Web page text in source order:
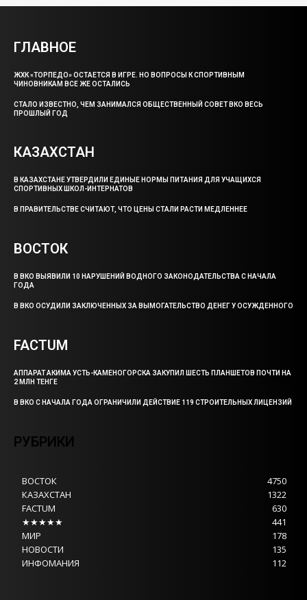
ГЛАВНОЕ
ЖХК «ТОРПЕДО» ОСТАЕТСЯ В ИГРЕ. НО ВОПРОСЫ К СПОРТИВНЫМ
ЧИНОВНИКАМ ВСЕ ЖЕ ОСТАЛИСЬ
СТАЛО ИЗВЕСТНО, ЧЕМ ЗАНИМАЛСЯ ОБЩЕСТВЕННЫЙ СОВЕТ ВКО ВЕСЬ
ПРОШЛЫЙ ГОД
КАЗАХСТАН
В КАЗАХСТАНЕ УТВЕРДИЛИ ЕДИНЫЕ НОРМЫ ПИТАНИЯ ДЛЯ УЧАЩИХСЯ
СПОРТИВНЫХ ШКОЛ-ИНТЕРНАТОВ
В ПРАВИТЕЛЬСТВЕ СЧИТАЮТ, ЧТО ЦЕНЫ СТАЛИ РАСТИ МЕДЛЕННЕЕ
ВОСТОК
В ВКО ВЫЯВИЛИ 10 НАРУШЕНИЙ ВОДНОГО ЗАКОНОДАТЕЛЬСТВА С НАЧАЛА
ГОДА
В ВКО ОСУДИЛИ ЗАКЛЮЧЕННЫХ ЗА ВЫМОГАТЕЛЬСТВО ДЕНЕГ У ОСУЖДЕННОГО
FACTUM
АППАРАТ АКИМА УСТЬ-КАМЕНОГОРСКА ЗАКУПИЛ ШЕСТЬ ПЛАНШЕТОВ ПОЧТИ НА
2 МЛН ТЕНГЕ
В ВКО С НАЧАЛА ГОДА ОГРАНИЧИЛИ ДЕЙСТВИЕ 119 СТРОИТЕЛЬНЫХ ЛИЦЕНЗИЙ
РУБРИКИ
ВОСТОК
4750
КАЗАХСТАН
1322
FACTUM
630
★★★★★
441
МИР
178
НОВОСТИ
135
ИНФОМАНИЯ
112